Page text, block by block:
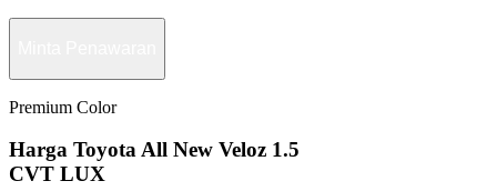
Premium Color
Harga Toyota All New Veloz 1.5
CVT LUX